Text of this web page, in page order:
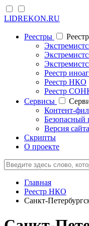
LIDREKON.RU
Реестры
Реестр
Реестр НКО
Реестр
Cервисы
Контент-
Безопасный
Версия
Скрипты
О проекте
Главная
Реестр НКО
Санкт-